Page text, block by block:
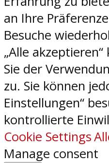
an Ihre
Besuche
„Alle
Sie der
zu. Sie können
Einstellungen“
kontrollierte
Cookie Settings
Manage consent